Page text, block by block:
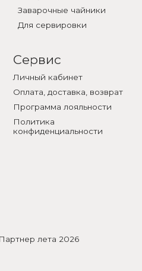
Заварочные чайники
Для сервировки
Сервис
Личный кабинет
Оплата, доставка, возврат
Программа лояльности
Политика
конфиденциальности
лета 2026